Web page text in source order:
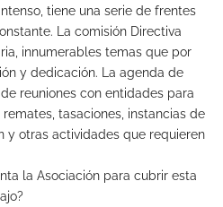
tiene una serie de frentes
La comisión Directiva
innumerables temas que por
y dedicación. La agenda de
reuniones con entidades para
tasaciones, instancias de
y otras actividades que requieren
la Asociación para cubrir esta